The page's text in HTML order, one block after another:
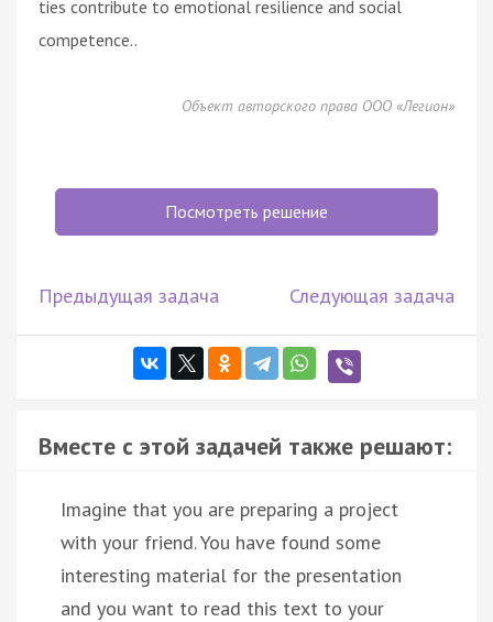
ties contribute to emotional resilience and social
competence..
Объект авторского права ООО «Легион»
Посмотреть решение
Предыдущая задача Следующая задача
Вместе с этой задачей также решают:
Imagine that you are preparing a project
with your friend. You have found some
interesting material for the presentation
and you want to read this text to your